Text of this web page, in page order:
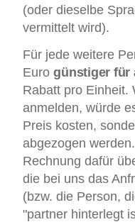
(oder dieselbe
vermittelt wird).
Für jede weitere
Eurogünstiger für
Rabatt pro Einheit.
anmelden, würde
Preis kosten,
abgezogen
Rechnung dafür
die bei uns das
(bzw. die Person,
"partner hinterlegt